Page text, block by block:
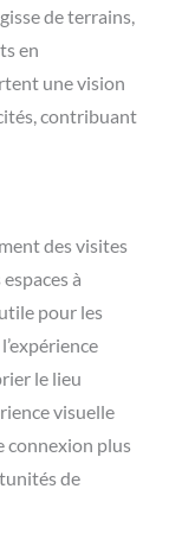
de terrains,
en
une vision
contribuant
des visites
à
pour les
le lieu
visuelle
connexion plus
de